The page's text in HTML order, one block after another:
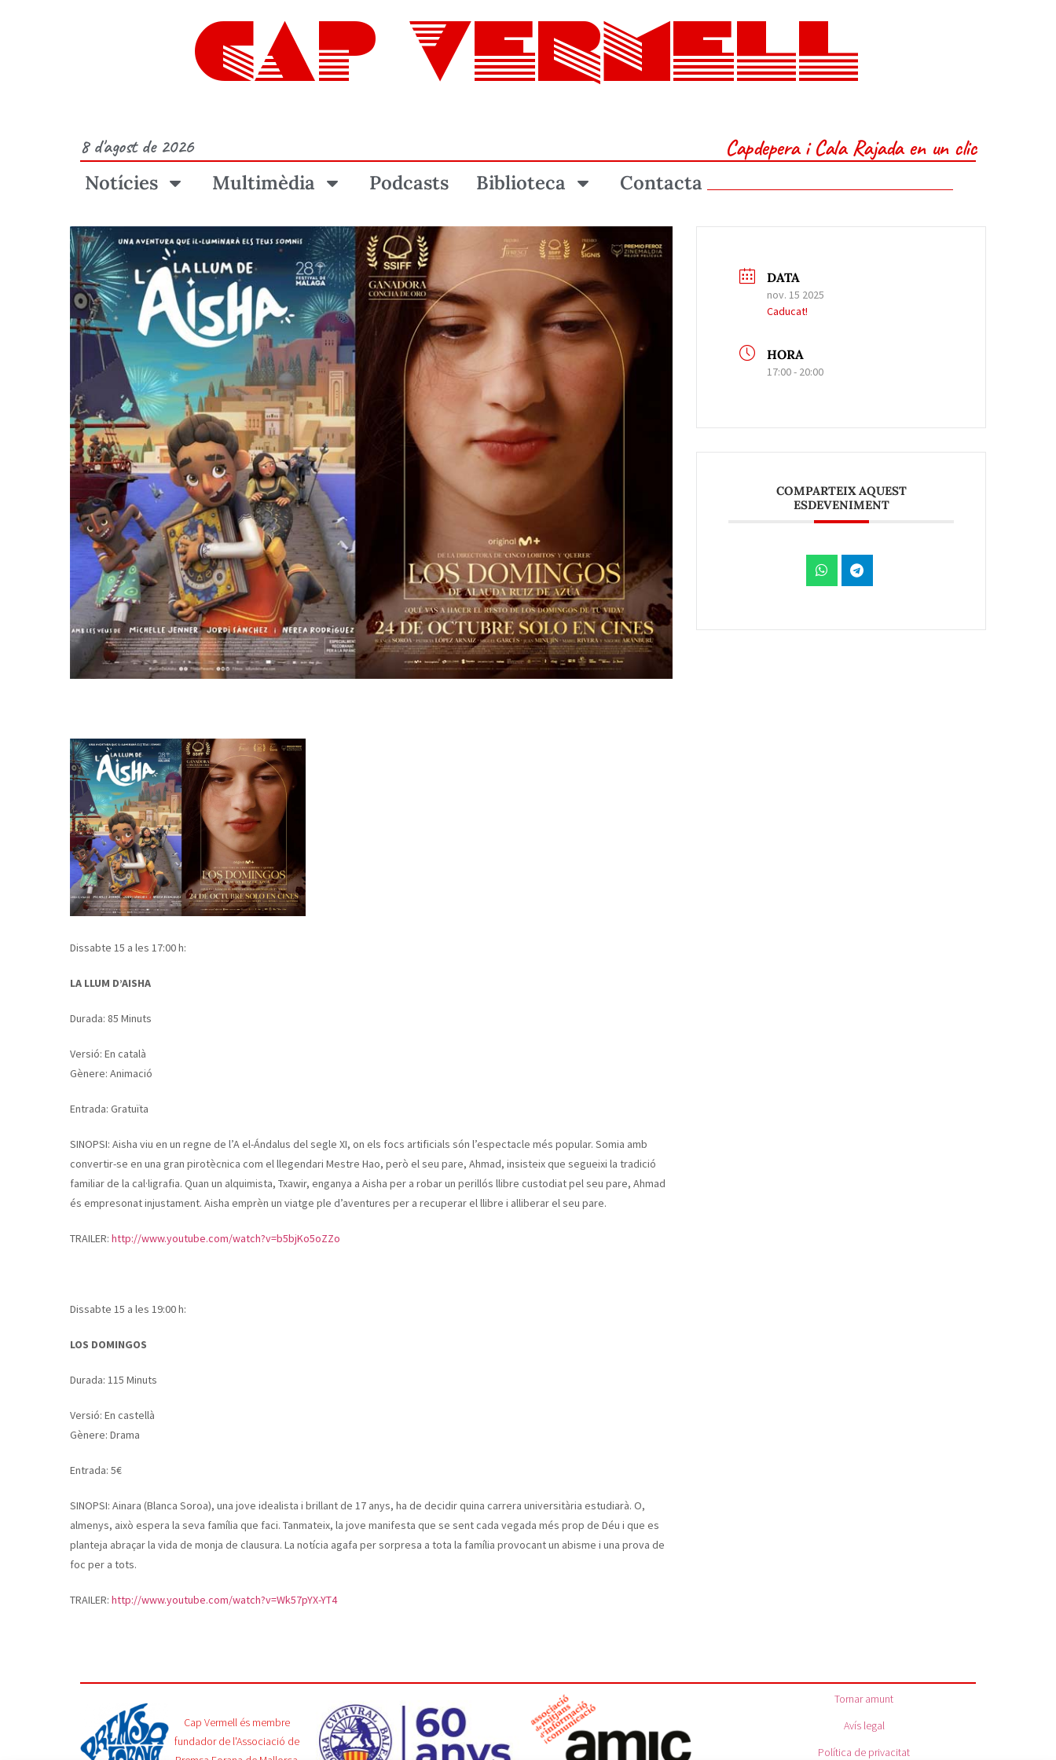
CAP VERMELL
8 d'agost de 2026 Capdepera i Cala Rajada en un clic
Notícies Multimèdia Podcasts Biblioteca Contacta
Dissabte 15 a les 17:00 h:
LA LLUM D’AISHA
Durada: 85 Minuts
Versió: En català
Gènere: Animació
Entrada: Gratuïta
SINOPSI: Aisha viu en un regne de l’A el-Ándalus del segle XI, on els focs artificials són l’espectacle més popular. Somia amb
convertir-se en una gran pirotècnica com el llegendari Mestre Hao, però el seu pare, Ahmad, insisteix que segueixi la tradició
familiar de la cal·ligrafia. Quan un alquimista, Txawir, enganya a Aisha per a robar un perillós llibre custodiat pel seu pare, Ahmad
és empresonat injustament. Aisha emprèn un viatge ple d’aventures per a recuperar el llibre i alliberar el seu pare.
TRAILER: http://www.youtube.com/watch?v=b5bjKo5oZZo
Dissabte 15 a les 19:00 h:
LOS DOMINGOS
Durada: 115 Minuts
Versió: En castellà
Gènere: Drama
Entrada: 5€
SINOPSI: Ainara (Blanca Soroa), una jove idealista i brillant de 17 anys, ha de decidir quina carrera universitària estudiarà. O,
almenys, això espera la seva família que faci. Tanmateix, la jove manifesta que se sent cada vegada més prop de Déu i que es
planteja abraçar la vida de monja de clausura. La notícia agafa per sorpresa a tota la família provocant un abisme i una prova de
foc per a tots.
TRAILER: http://www.youtube.com/watch?v=Wk57pYX-YT4
DATA
nov. 15 2025
Caducat!
HORA
17:00 - 20:00
COMPARTEIX AQUEST
ESDEVENIMENT
Cap Vermell és membre
fundador de l'Associació de
Tornar amunt
Avís legal
Política de privacitat